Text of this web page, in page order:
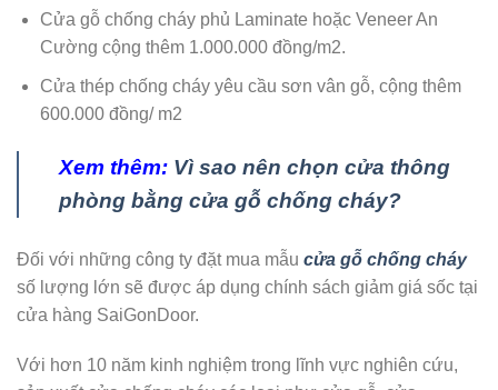
Cửa gỗ chống cháy phủ Laminate hoặc Veneer An
Cường cộng thêm 1.000.000 đồng/m2.
Cửa thép chống cháy yêu cầu sơn vân gỗ, cộng thêm
600.000 đồng/ m2
Xem thêm: Vì sao nên chọn cửa thông
phòng bằng cửa gỗ chống cháy?
Đối với những công ty đặt mua mẫu cửa gỗ chống cháy
số lượng lớn sẽ được áp dụng chính sách giảm giá sốc tại
cửa hàng SaiGonDoor.
Với hơn 10 năm kinh nghiệm trong lĩnh vực nghiên cứu,